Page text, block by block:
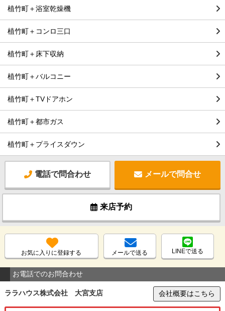
植竹町＋浴室乾燥機
植竹町＋コンロ三口
植竹町＋床下収納
植竹町＋バルコニー
植竹町＋TVドアホン
植竹町＋都市ガス
植竹町＋プライスダウン
電話で問合わせ メールで問合せ
来店予約
お気に入りに登録する メールで送る LINEで送る
お電話でのお問合わせ
ララハウス株式会社 大宮支店 会社概要はこちら